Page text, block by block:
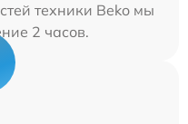
техники Beko мы
2 часов.